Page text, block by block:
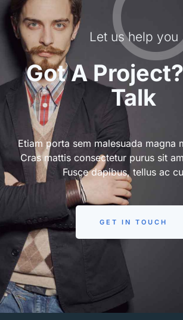
Let us help you
Got A
Talk
Etiam porta sem malesuada magna
Cras mattis consectetur purus sit
Fusce dapibus, tellus ac
GET IN TOUCH